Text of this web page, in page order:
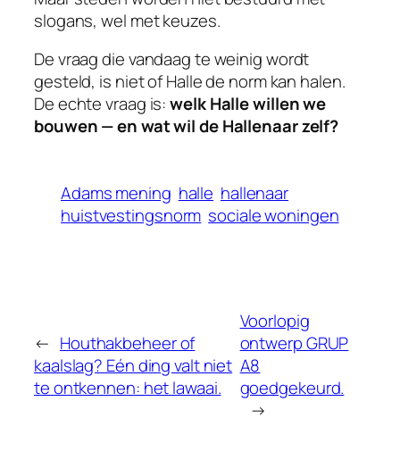
slogans, wel met keuzes.
De vraag die vandaag te weinig wordt
gesteld, is niet of Halle de norm kan halen.
De echte vraag is:welk Halle willen we
bouwen — en wat wil de Hallenaar zelf?
Adams mening halle hallenaar
huistvestingsnorm sociale woningen
← Houthakbeheer of
kaalslag? Eén ding valt niet
te ontkennen: het lawaai.
Voorlopig
ontwerp GRUP
A8
goedgekeurd.
→